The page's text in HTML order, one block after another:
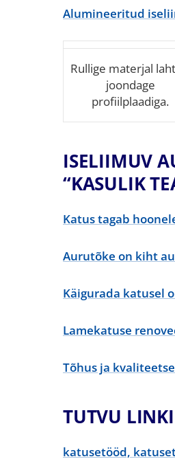
Alumineeritud
Rullige materjal
joondage
profiilplaadiga.
ISELIIMUV
“KASULIK
Katus tagab
Aurutõke on kiht
Käigurada katusel
Lamekatuse
Tõhus ja
TUTVU
katusetööd,